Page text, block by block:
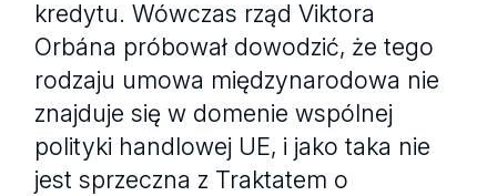
kredytu. Wówczas rząd Viktora
Orbána próbował dowodzić, że tego
rodzaju umowa międzynarodowa nie
znajduje się w domenie wspólnej
polityki handlowej UE, i jako taka nie
jest sprzeczna z Traktatem o